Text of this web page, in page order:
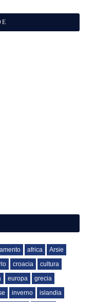
africa
Arsie
croacia
cultura
europa
grecia
inverno islandia